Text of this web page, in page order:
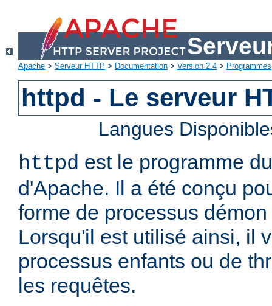
Apache > Serveur HTTP > Documentation > Version 2.4 > Programmes
httpd - Le serveur
Langues
httpd est le programme
d'Apache. Il a été conçu
forme de processus
Lorsqu'il est utilisé ainsi, il
processus enfants ou de
les requêtes.